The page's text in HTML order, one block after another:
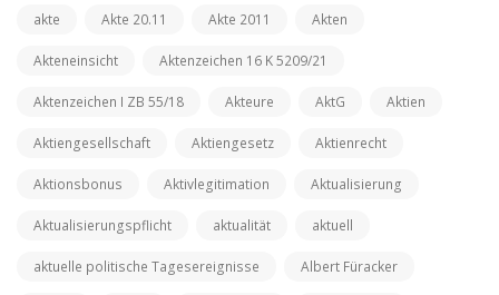
akte Akte 20.11 Akte 2011 Akten
Akteneinsicht Aktenzeichen 16 K 5209/21
Aktenzeichen I ZB 55/18 Akteure AktG Aktien
Aktiengesellschaft Aktiengesetz Aktienrecht
Aktionsbonus Aktivlegitimation Aktualisierung
Aktualisierungspflicht aktualität aktuell
aktuelle politische Tagesereignisse Albert Füracker